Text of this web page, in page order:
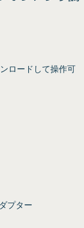
ロードして操作可
プター